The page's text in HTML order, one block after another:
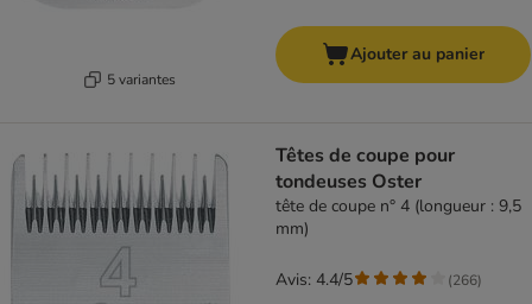
5 variantes
Ajouter au panier
Têtes de coupe pour
tondeuses Oster
tête de coupe n° 4 (longueur : 9,5
mm)
Avis: 4.4/5 (266)